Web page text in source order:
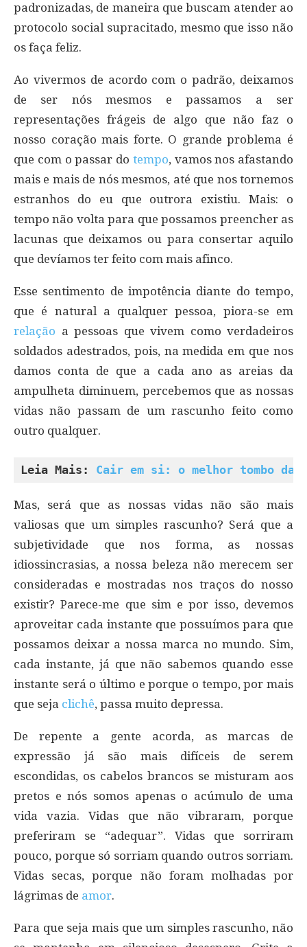
padronizadas, de maneira que buscam atender ao
protocolo social supracitado, mesmo que isso não
os faça feliz.
Ao vivermos de acordo com o padrão, deixamos
de ser nós mesmos e passamos a ser
representações frágeis de algo que não faz o
nosso coração mais forte. O grande problema é
que com o passar do tempo, vamos nos afastando
mais e mais de nós mesmos, até que nos tornemos
estranhos do eu que outrora existiu. Mais: o
tempo não volta para que possamos preencher as
lacunas que deixamos ou para consertar aquilo
que devíamos ter feito com mais afinco.
Esse sentimento de impotência diante do tempo,
que é natural a qualquer pessoa, piora-se em
relação a pessoas que vivem como verdadeiros
soldados adestrados, pois, na medida em que nos
damos conta de que a cada ano as areias da
ampulheta diminuem, percebemos que as nossas
vidas não passam de um rascunho feito como
outro qualquer.
Leia Mais: Cair em si: o melhor tombo da
Mas, será que as nossas vidas não são mais
valiosas que um simples rascunho? Será que a
subjetividade que nos forma, as nossas
idiossincrasias, a nossa beleza não merecem ser
consideradas e mostradas nos traços do nosso
existir? Parece-me que sim e por isso, devemos
aproveitar cada instante que possuímos para que
possamos deixar a nossa marca no mundo. Sim,
cada instante, já que não sabemos quando esse
instante será o último e porque o tempo, por mais
que seja clichê, passa muito depressa.
De repente a gente acorda, as marcas de
expressão já são mais difíceis de serem
escondidas, os cabelos brancos se misturam aos
pretos e nós somos apenas o acúmulo de uma
vida vazia. Vidas que não vibraram, porque
preferiram se “adequar”. Vidas que sorriram
pouco, porque só sorriam quando outros sorriam.
Vidas secas, porque não foram molhadas por
lágrimas de amor.
Para que seja mais que um simples rascunho, não